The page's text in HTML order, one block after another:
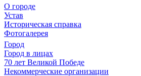
О городе
Устав
Историческая справка
Фотогалерея
Город
Город в лицах
70 лет Великой Победе
Некоммерческие организации